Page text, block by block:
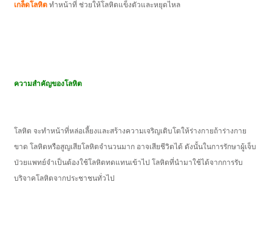
เกล็ดโลหิต ทำหน้าที่ ช่วยให้โลหิตแข็งตัวและหยุดไหล
ความสำคัญของโลหิต
โลหิต จะทำหน้าที่หล่อเลี้ยงและสร้างความเจริญเติบโตให้ร่างกายถ้าร่างกาย
ขาด โลหิตหรือสูญเสียโลหิตจำนวนมาก อาจเสียชีวิตได้ ดังนั้นในการรักษาผู้เจ็บ
ป่วยแพทย์จำเป็นต้องใช้โลหิตทดแทนเข้าไป โลหิตที่นำมาใช้ได้จากการรับ
บริจาคโลหิตจากประชาชนทั่วไป